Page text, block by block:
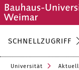
SCHNELLZUGRIFF
Universität Aktuell